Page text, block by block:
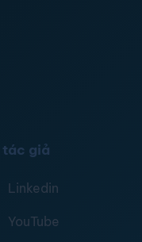
tác giả
Linkedin
YouTube